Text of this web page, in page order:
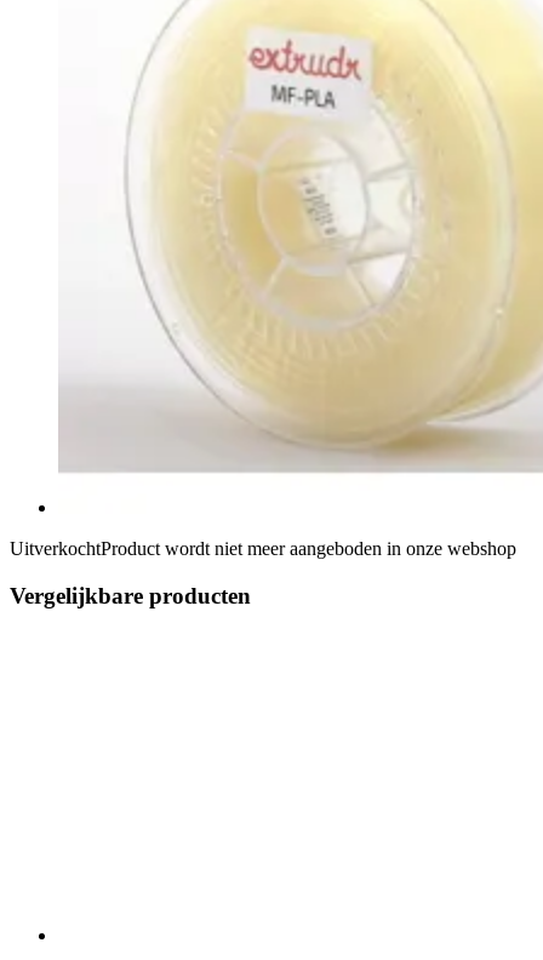
UitverkochtProduct wordt niet meer aangeboden in onze webshop
Vergelijkbare producten